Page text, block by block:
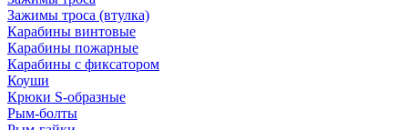
Зажимы троса (втулка)
Карабины винтовые
Карабины пожарные
Карабины с фиксатором
Коуши
Крюки S-образные
Рым-болты